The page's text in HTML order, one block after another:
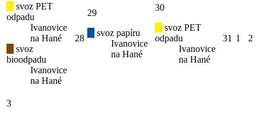
svoz PET
odpadu
Ivanovice
na Hané
svoz
bioodpadu
Ivanovice
na Hané
28
29
svoz papíru
Ivanovice
na Hané
30
svoz PET
odpadu
Ivanovice
na Hané
31 1 2
3